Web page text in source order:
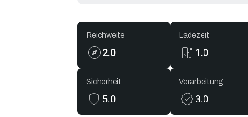
Reichweite
2.0
Ladezeit
1.0
Sicherheit
5.0
Verarbeitung
3.0